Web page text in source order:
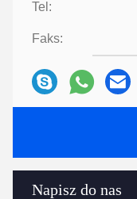
Tel:
Faks:
Napisz do nas